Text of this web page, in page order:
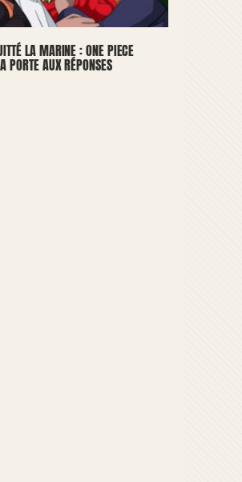
LA MARINE : ONE PIECE
PORTE AUX RÉPONSES